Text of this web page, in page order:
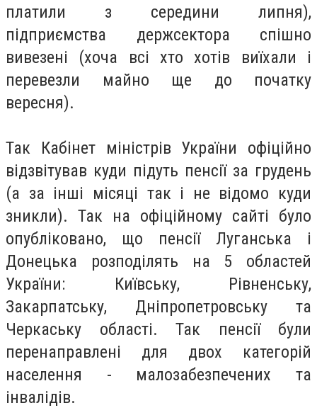
платили з середини липня),
підприємства держсектора спішно
вивезені (хоча всі хто хотів виїхали і
перевезли майно ще до початку
вересня).
Так Кабінет міністрів України офіційно
відзвітував куди підуть пенсії за грудень
(а за інші місяці так і не відомо куди
зникли). Так на офіційному сайті було
опубліковано, що пенсії Луганська і
Донецька розподілять на 5 областей
України: Київську, Рівненську,
Закарпатську, Дніпропетровську та
Черкаську області. Так пенсії були
перенаправлені для двох категорій
населення - малозабезпечених та
інвалідів.